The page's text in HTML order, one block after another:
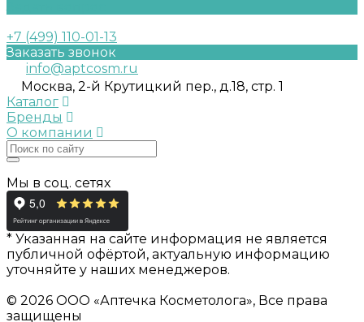
+7 (499) 110-01-13
Заказать звонок
info@aptcosm.ru
Москва, 2-й Крутицкий пер., д.18, стр. 1
Каталог
Бренды
О компании
Мы в соц. сетях
* Указанная на сайте информация не является
публичной офёртой, актуальную информацию
уточняйте у наших менеджеров.
© 2026 ООО «Аптечка Косметолога», Все права
защищены